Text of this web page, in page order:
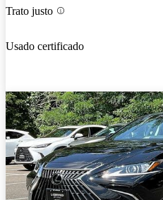
Trato justo
Usado certificado